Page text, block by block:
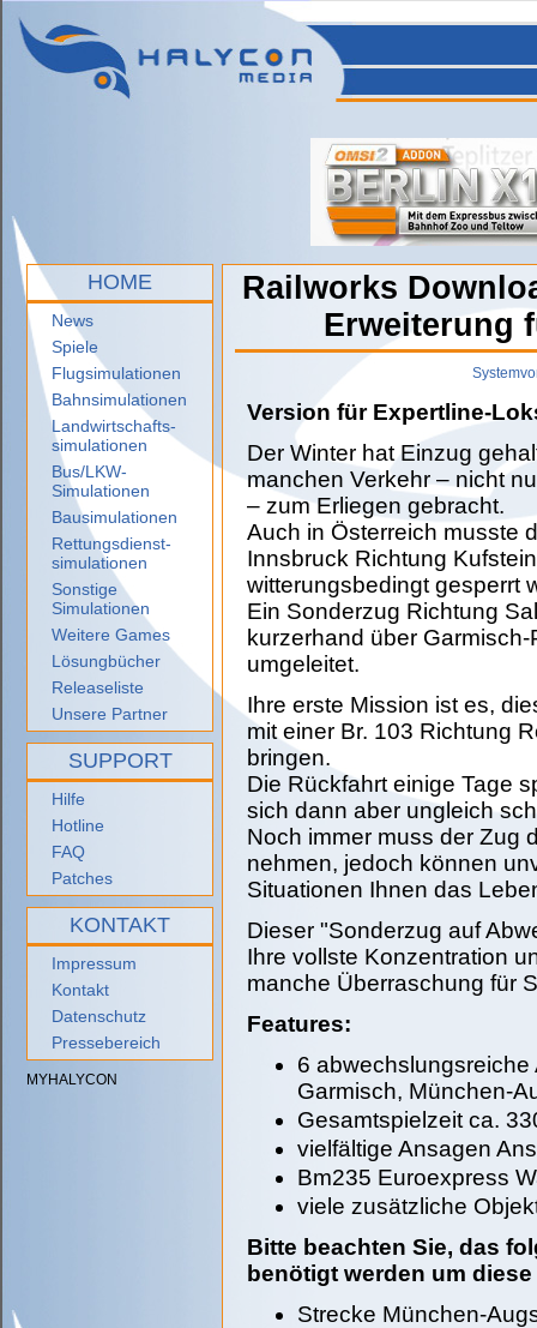
HOME
News
Spiele
Flugsimulationen
Bahnsimulationen
Landwirtschafts-
simulationen
Bus/LKW-
Simulationen
Bausimulationen
Rettungsdienst-
simulationen
Sonstige
Simulationen
Weitere Games
Lösungbücher
Releaseliste
Unsere Partner
SUPPORT
Hilfe
Hotline
FAQ
Patches
KONTAKT
Impressum
Kontakt
Datenschutz
Pressebereich
MYHALYCON
Railworks
Erweiterung
Version für Expertline-
Der Winter hat Einzug
manchen Verkehr – nicht
– zum Erliegen gebracht.
Auch in Österreich musste
Innsbruck Richtung Kufstein
witterungsbedingt gesperrt
Ein Sonderzug Richtung
kurzerhand über
umgeleitet.
Ihre erste Mission ist es,
mit einer Br. 103 Richtung
bringen.
Die Rückfahrt einige Tage
sich dann aber ungleich
Noch immer muss der Zug
nehmen, jedoch können
Situationen Ihnen das
Dieser "Sonderzug auf
Ihre vollste Konzentration
manche Überraschung für
Features:
6
Garmisch, München-
Gesamtspielzeit ca.
vielfältige Ansagen
Bm235 Euroexpress
viele zusätzliche
Bitte beachten Sie, das
benötigt werden um
Strecke München-